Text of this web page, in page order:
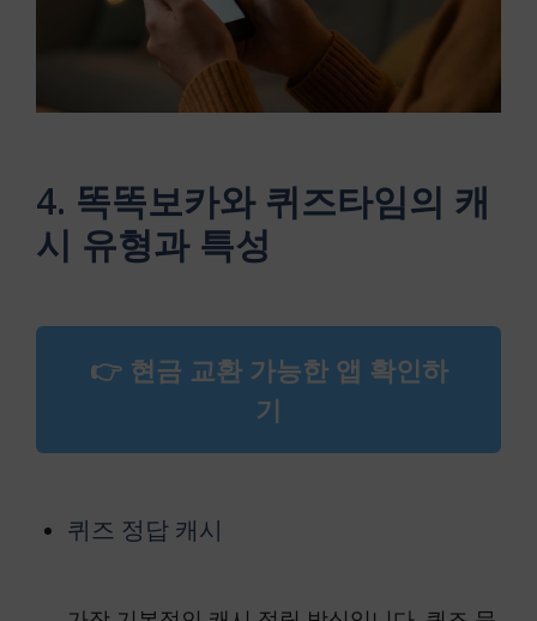
4. 똑똑보카와 퀴즈타임의 캐
시 유형과 특성
👉 현금 교환 가능한 앱 확인하
기
퀴즈 정답 캐시